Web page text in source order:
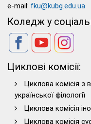
e-mail: fku@kubg.edu.ua
Коледж у
Циклові комісії:
Циклова комісія з
української філології
Циклова комісія
Циклова комісія